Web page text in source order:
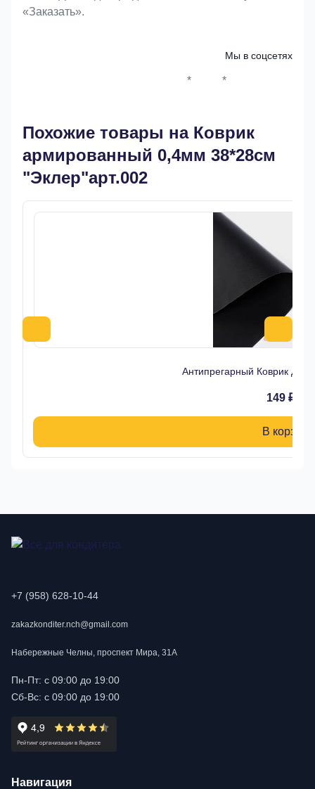
«Заказать».
Мы в соцсетях
* *
Похожие товары на Коврик
армированный 0,4мм 38*28см
"Эклер"арт.002
Антипрегарный Коврик для
149 ₽
В корзину
+7 (958) 628-10-44
zakazkonditer.nch@gmail.com
Набережные Челны, проспект Мира, 31А
Пн-Пт: с 09:00 до 19:00
Сб-Вс: с 09:00 до 19:00
Навигация